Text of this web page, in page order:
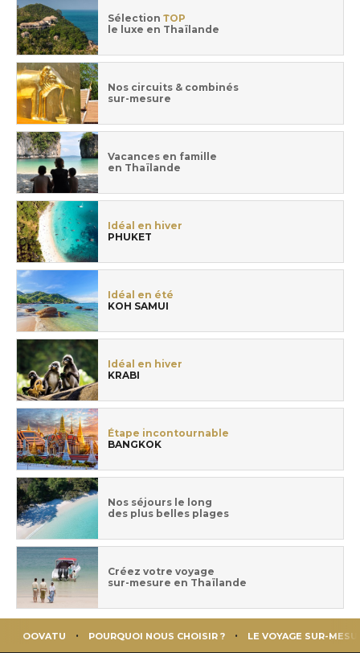
Sélection TOP
le luxe en Thaïlande
Nos circuits & combinés
sur-mesure
Vacances en famille
en Thaïlande
Idéal en hiver
PHUKET
Idéal en été
KOH SAMUI
Idéal en hiver
KRABI
Étape incontournable
BANGKOK
Nos séjours le long
des plus belles plages
Créez votre voyage
sur-mesure en Thaïlande
OOVATU POURQUOI NOUS CHOISIR ? LE VOYAGE SUR-